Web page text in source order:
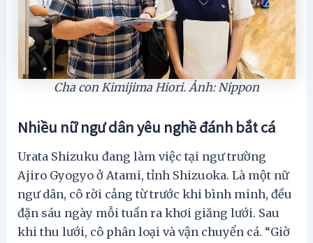
Cha con Kimijima Hiori. Ảnh: Nippon
Nhiều nữ ngư dân yêu nghề đánh bắt cá
Urata Shizuku đang làm việc tại ngư trường
Ajiro Gyogyo ở Atami, tỉnh Shizuoka. Là một nữ
ngư dân, cô rời cảng từ trước khi bình minh, đều
đặn sáu ngày mỗi tuần ra khơi giăng lưới. Sau
khi thu lưới, cô phân loại và vận chuyển cá. “Giờ